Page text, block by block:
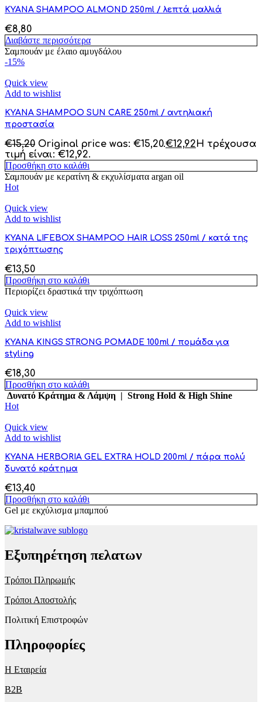
KYANA SHAMPOO ALMOND 250ml / λεπτά μαλλιά
€8,80
Διαβάστε περισσότερα
Σαμπουάν με έλαιο αμυγδάλου
-15%
Quick view
Add to wishlist
KYANA SHAMPOO SUN CARE 250ml / αντηλιακή
προστασία
€15,20 Original price was: €15,20.€12,92Η τρέχουσα
τιμή είναι: €12,92.
Προσθήκη στο καλάθι
Σαμπουάν με κερατίνη & εκχυλίσματα argan oil
Hot
Quick view
Add to wishlist
KYANA LIFEBOX SHAMPOO HAIR LOSS 250ml / κατά της
τριχόπτωσης
€13,50
Προσθήκη στο καλάθι
Περιορίζει δραστικά την τριχόπτωση
Quick view
Add to wishlist
KYANA KINGS STRONG POMADE 100ml / πομάδα για
styling
€18,30
Προσθήκη στο καλάθι
Δυνατό Κράτημα & Λάμψη | Strong Hold & High Shine
Hot
Quick view
Add to wishlist
KYANA HERBORIA GEL EXTRA HOLD 200ml / πάρα πολύ
δυνατό κράτημα
€13,40
Προσθήκη στο καλάθι
Gel με εκχύλισμα μπαμπού
Εξυπηρέτηση πελατων
Τρόποι Πληρωμής
Τρόποι Αποστολής
Πολιτική Επιστροφών
Πληροφορίες
Η Εταιρεία
B2B